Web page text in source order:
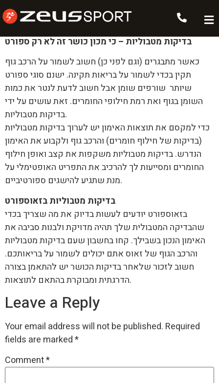
בדיקות מטבוליות
בדיקות מטבוליות – כי מכון כושר זה לא רק ספורט
כאשר מתבגרים (וגם לפני כן) חשוב לשמור על הרכב גוף
תקין בכדי לשמור על בריאות תקינה. ישנם סוגי ספורט
שיותר שורפים שומן אבל חשוב לדעת לנטר את כמות
השומן בגוף ואת רמת חילופי החומרים. זאת עושים על ידי
בדיקות מטבוליות.
כדי למקסם את תוצאות האימון יש לערוך בדיקות מטבוליות
(בדיקות של חילוף חומרים) והרכב גוף ולקבוע את האימון
הנדרש. בדיקות מטבוליות משקפות את קצב ואופן חילוף
החומרים ומסייעות לך להרכיב את התפריט האופטימלי על
מנת שתגיע להישגים ספורטיביים.
בדיקות מטבוליות בזאוספורט
בזאוספורט יודעים לעשות בדיוק את מה שצריך בכדי
שהבדיקה המטבולית שלך תהיה מדויקת ולבנות סביבה את
האימון הנכון בשבילך. קחו בחשבון שעם בדיקות מטבוליות
והרכב הגוף של זאוס אתם יכולים לשמור על בריאותכם.
חשוב לזכור שלאחר בדיקות הכושר יש להתאמן בצורה
הדרגתית ומבוקרת בהתאם לתוצאות.
Leave a Reply
Your email address will not be published. Required
fields are marked*
Comment*